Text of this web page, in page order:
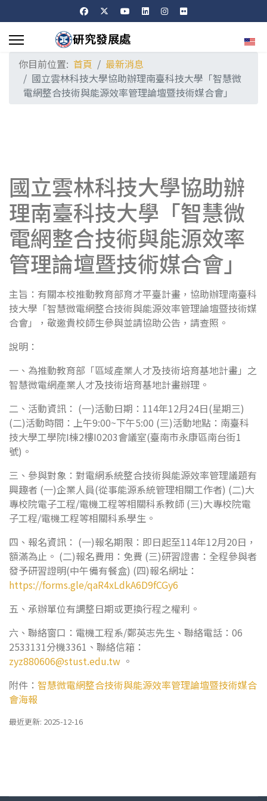
選擇
你目前位置: 首頁
最新消息
國立雲林科技大學協助辦理南臺科技大學「智慧微
電網整合技術與能源效率管理論壇暨技術媒合會」
國立雲林科技大學協助辦
理南臺科技大學「智慧微
電網整合技術與能源效率
管理論壇暨技術媒合會」
主旨：有關本校推動教育部育才平臺計畫，協助辦理南臺科
技大學「智慧微電網整合技術與能源效率管理論壇暨技術媒
合會」，敬邀貴校師生參與並請協助公告，請查照。
說明：
一、為推動教育部「區域產業人才及技術培育基地計畫」之
智慧微電網產業人才及技術培育基地計畫辦理。
二、活動資訊： (一)活動日期：114年12月24日(星期三)
(二)活動時間：上午9:00~下午5:00 (三)活動地點：南臺科
技大學工學院I棟2樓I0203會議室(臺南市永康區南台街1
號)。
三、參與對象：對電網系統整合技術與能源效率管理議題有
興趣者 (一)企業人員(從事能源系統管理相關工作者) (二)大
專校院電子工程/電機工程等相關科系教師 (三)大專校院電
子工程/電機工程等相關科系學生。
四、報名資訊： (一)報名期限：即日起至114年12月20日，
額滿為止。 (二)報名費用：免費 (三)研習證書：全程參與者
發予研習證明(中午備有餐盒) (四)報名網址：
https://forms.gle/qaR4xLdkA6D9fCGy6
五、承辦單位有調整日期或更換行程之權利。
六、聯絡窗口：電機工程系/鄭英志先生、聯絡電話：06
2533131分機3361、聯絡信箱：
zyz880606@stust.edu.tw 。
附件： 智慧微電網整合技術與能源效率管理論壇暨技術媒合
會海報
最近更新: 2025-12-16